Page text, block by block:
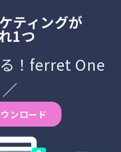
ティングが
1つ
！ferret One
／
ンロード